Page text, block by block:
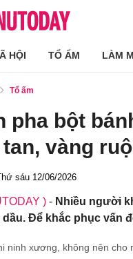
HỘI TỔ ẤM LÀM
Tổ ấm
pha bột
vàng
sáu 12/06/2026
) - Nhiều người
dầu. Để khắc phục vấn
ninh xương, không nên cho